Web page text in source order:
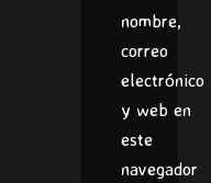
nombre,
correo
electrónico
y web en
este
navegador